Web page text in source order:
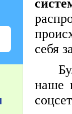
себя
наше